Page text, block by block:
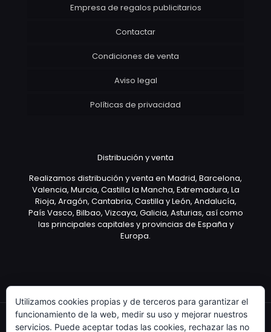
Empresa de regalos publicitarios
Contactar
Condiciones de venta
Aviso legal
Políticas de privacidad
Distribución y venta
Realizamos distribución y venta en Madrid, Barcelona,
Valencia, Murcia, Castilla la Mancha, Extremadura, La
Rioja, Aragón, Cantabria, Castilla y León, Andalucía,
País Vasco, Bilbao, Vizcaya, Galicia, Asturias, así como
las principales capitales y provincias de España y
Europa.
Utilizamos cookies propias y de terceros para garantizar el
funcionamiento de la web, medir su uso y mejorar nuestros
servicios. Puede aceptar todas las cookies, rechazar las no